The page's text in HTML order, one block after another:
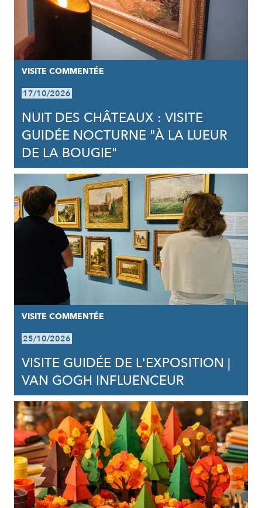
VISITE COMMENTÉE
17/10/2026
NUIT DES CHÂTEAUX : VISITE
GUIDÉE NOCTURNE "À LA LUEUR
DE LA BOUGIE"
VISITE COMMENTÉE
25/10/2026
VISITE GUIDÉE DE L'EXPOSITION |
VAN GOGH INFLUENCEUR